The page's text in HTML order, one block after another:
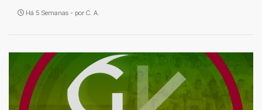
Há 5 Semanas - por C. A.